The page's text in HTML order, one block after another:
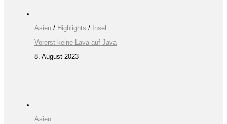
Asien / Highlights / Insel
Vorerst keine Lava auf Java
8. August 2023
Asien